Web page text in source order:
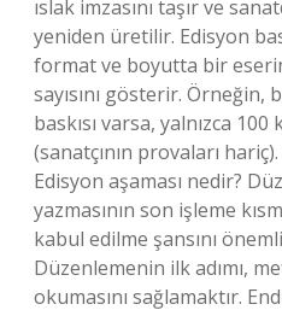
ıslak imzasını taşır ve
yeniden üretilir. Edisyon
format ve boyutta bir
sayısını gösterir. Örneğin,
baskısı varsa, yalnızca
(sanatçının provaları
Edisyon aşaması nedir?
yazmasının son işleme
kabul edilme şansını
Düzenlemenin ilk adımı,
okumasını sağlamaktır.